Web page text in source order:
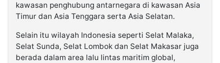
kawasan penghubung antarnegara di kawasan Asia
Timur dan Asia Tenggara serta Asia Selatan.
Selain itu wilayah Indonesia seperti Selat Malaka,
Selat Sunda, Selat Lombok dan Selat Makasar juga
berada dalam area lalu lintas maritim global,